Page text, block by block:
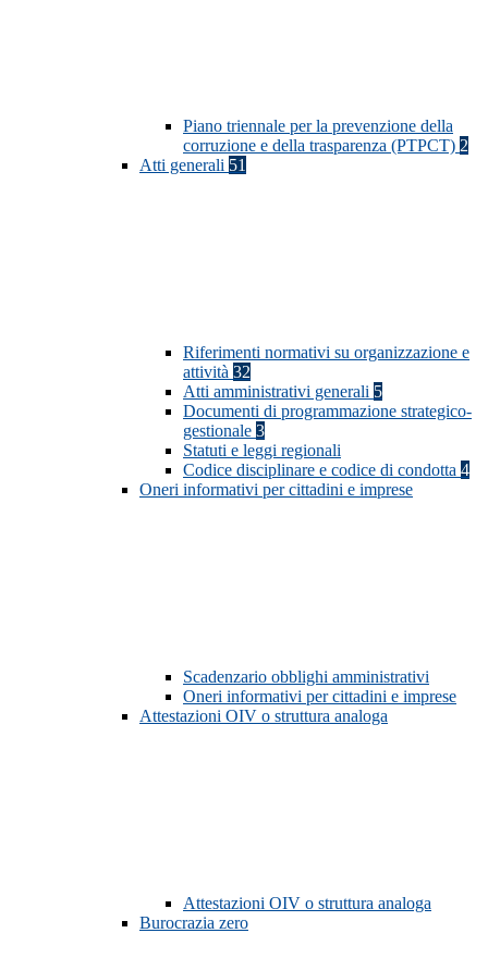
Piano triennale per la prevenzione della
corruzione e della trasparenza (PTPCT) 2
Atti generali 51
Riferimenti normativi su organizzazione e
attività 32
Atti amministrativi generali 5
Documenti di programmazione strategico-
gestionale 3
Statuti e leggi regionali
Codice disciplinare e codice di condotta 4
Oneri informativi per cittadini e imprese
Scadenzario obblighi amministrativi
Oneri informativi per cittadini e imprese
Attestazioni OIV o struttura analoga
Attestazioni OIV o struttura analoga
Burocrazia zero